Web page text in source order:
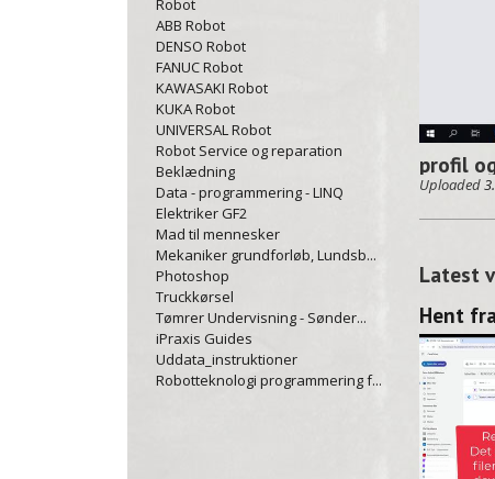
profil
Uploaded
Latest
ABB Robot
DENSO Robot
FANUC Robot
KAWASAKI Robot
KUKA Robot
UNIVERSAL Robot
Robot Service og reparation
Beklædning
Data - programmering - LINQ
Elektriker GF2
Mad til mennesker
Mekaniker grundforløb, Lundsb...
Photoshop
Truckkørsel
Tømrer Undervisning - Sønder...
iPraxis Guides
Uddata_instruktioner
Robotteknologi programmering f...